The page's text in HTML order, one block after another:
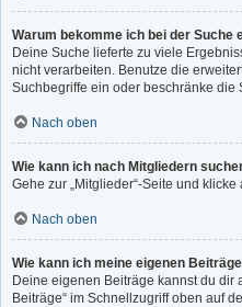
Warum bekomme ich bei der Suche
Deine Suche lieferte zu viele
nicht verarbeiten. Benutze die
Suchbegriffe ein oder beschränke
Nach oben
Wie kann ich nach Mitgliedern
Gehe zur „Mitglieder“-Seite und
Nach oben
Wie kann ich meine eigenen
Deine eigenen Beiträge kannst du dir
Beiträge“ im Schnellzugriff oben auf